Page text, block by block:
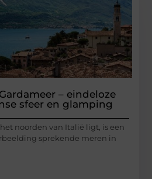
– eindeloze
sfeer en glamping
noorden van Italië ligt, is een
sprekende meren in